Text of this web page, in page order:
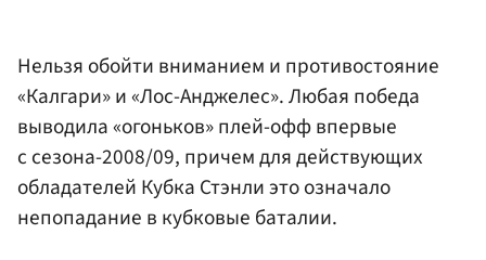
Нельзя обойти вниманием и противостояние
«Калгари» и «Лос-Анджелес». Любая победа
выводила «огоньков» плей-офф впервые
с сезона-2008/09, причем для действующих
обладателей Кубка Стэнли это означало
непопадание в кубковые баталии.